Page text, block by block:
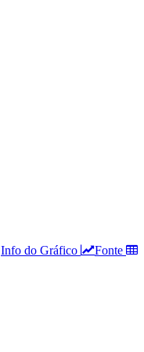
Fonte
Info do Gráfico